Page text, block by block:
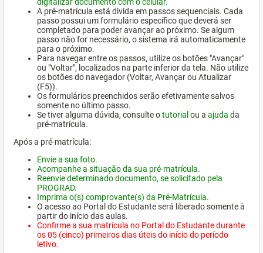
A pré-matrícula está divida em passos sequenciais. Cada
passo possui um formulário específico que deverá ser
completado para poder avançar ao próximo. Se algum
passo não for necessário, o sistema irá automaticamente
para o próximo.
Para navegar entre os passos, utilize os botões "Avançar"
ou "Voltar", localizados na parte inferior da tela. Não utilize
os botões do navegador (Voltar, Avançar ou Atualizar
(F5)).
Os formulários preenchidos serão efetivamente salvos
somente no último passo.
Se tiver alguma dúvida, consulte otutorial ou a ajuda da
pré-matrícula.
Após a pré-matrícula:
Envie a sua foto.
Acompanhe a situação da sua pré-matrícula.
Reenvie determinado documento, se solicitado pela
PROGRAD.
Imprima o(s) comprovante(s) da Pré-Matrícula.
O acesso ao Portal do Estudante será liberado somente à
partir do início das aulas.
Confirme a sua matrícula no Portal do Estudante durante
os 05 (cinco) primeiros dias úteis do início do período
letivo.